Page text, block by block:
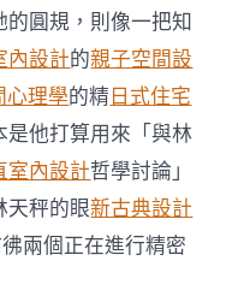
的圓規，則像一把知
內設計的親子空間設
心理學的精日式住宅
他打算用來「與林
室內設計哲學討論」
天秤的眼新古典設計
兩個正在進行精密